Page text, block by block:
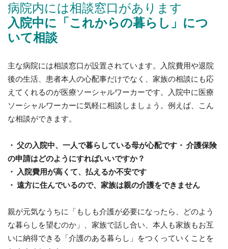
病院内には相談窓口があります
入院中に「これからの暮らし」につ
いて相談
主な病院には相談窓口が設置されています。入院費用や退院
後の生活、患者本人の心配事だけでなく、家族の相談にも応
えてくれるのが医療ソーシャルワーカーです。入院中に医療
ソーシャルワーカーに気軽に相談しましょう。例えば、こん
な相談ができます。
・ 父の入院中、一人で暮らしている母が心配です・ 介護保険
の申請はどのようにすればいいですか？
・ 入院費用が高くて、払えるか不安です
・ 遠方に住んでいるので、家族は親の介護をできません
親が元気なうちに「もしも介護が必要になったら、どのよう
な暮らしを望むのか」、家族で話し合い、本人も家族もお互
いに納得できる「介護のある暮らし」をつくっていくことを